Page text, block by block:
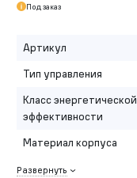
Под заказ
Артикул
Тип управления
Класс энергетической
эффективности
Материал корпуса
Развернуть